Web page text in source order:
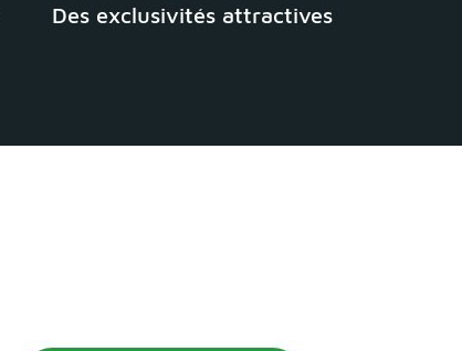
Des exclusivités attractives